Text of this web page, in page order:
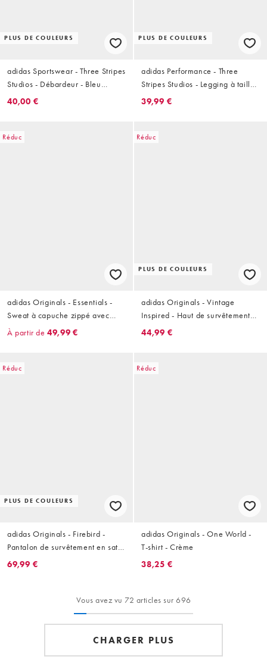
PLUS DE COULEURS
adidas Sportswear - Three Stripes
Studios - Débardeur - Bleu
marine et crème
40,00 €
PLUS DE COULEURS
adidas Performance - Three
Stripes Studios - Legging à taille
croisée - Bordeaux
39,99 €
Réduc
adidas Originals - Essentials -
Sweat à capuche zippé avec
logo trèfle - Gris
À partir de 49,99 €
Réduc
PLUS DE COULEURS
adidas Originals - Vintage
Inspired - Haut de survêtement
à bandes côtelées - Rose clair
44,99 €
Réduc
PLUS DE COULEURS
adidas Originals - Firebird -
Pantalon de survêtement en satin
avec ourlets en dentelle -
69,99 €
Réduc
adidas Originals - One World -
T-shirt - Crème
38,25 €
Vous avez vu 72 articles sur 696
CHARGER PLUS